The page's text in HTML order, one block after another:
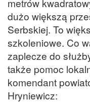
metrów
dużo większą
Serbskiej. To
szkoleniowe. Co
zaplecze do
także pomoc
komendant
Hryniewicz: